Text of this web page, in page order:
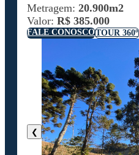
Metragem: 20.900m2
Valor: R$ 385.000
FALE CONOSCOTOUR 360º
❮